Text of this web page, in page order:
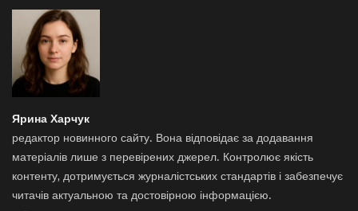
Ярина Харчук
редактор новинного сайту. Вона відповідає за додавання
матеріалів лише з перевірених джерел. Контролює якість
контенту, дотримується журналістських стандартів і забезпечує
читачів актуальною та достовірною інформацією.